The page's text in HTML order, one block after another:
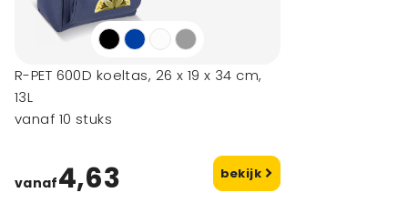
R-PET 600D koeltas, 26 x 19 x 34 cm,
13L
vanaf 10 stuks
vanaf4,63 bekijk